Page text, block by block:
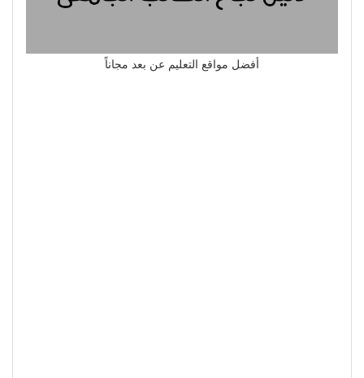
أفضل مواقع التعليم عن بعد مجاناً